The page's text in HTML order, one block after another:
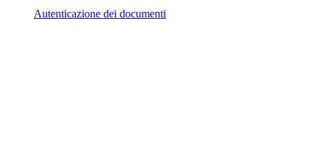
Autenticazione dei documenti